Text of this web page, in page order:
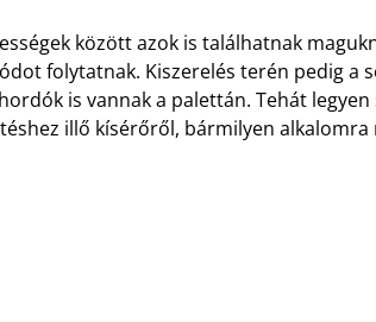
között azok is találhatnak
folytatnak. Kiszerelés terén pedig a
is vannak a palettán. Tehát
illő kísérőről, bármilyen alkalomra